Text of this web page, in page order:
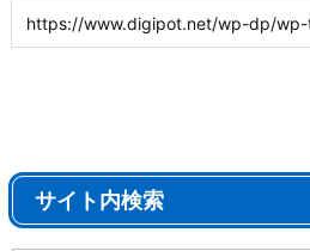
サイト内検索